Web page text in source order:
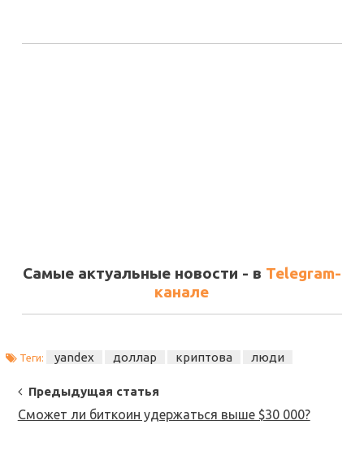
Самые актуальные новости - в Telegram-
канале
Теги: yandex доллар криптова люди
Post
Navigation
Предыдущая статья
Сможет ли биткоин удержаться выше $30 000?